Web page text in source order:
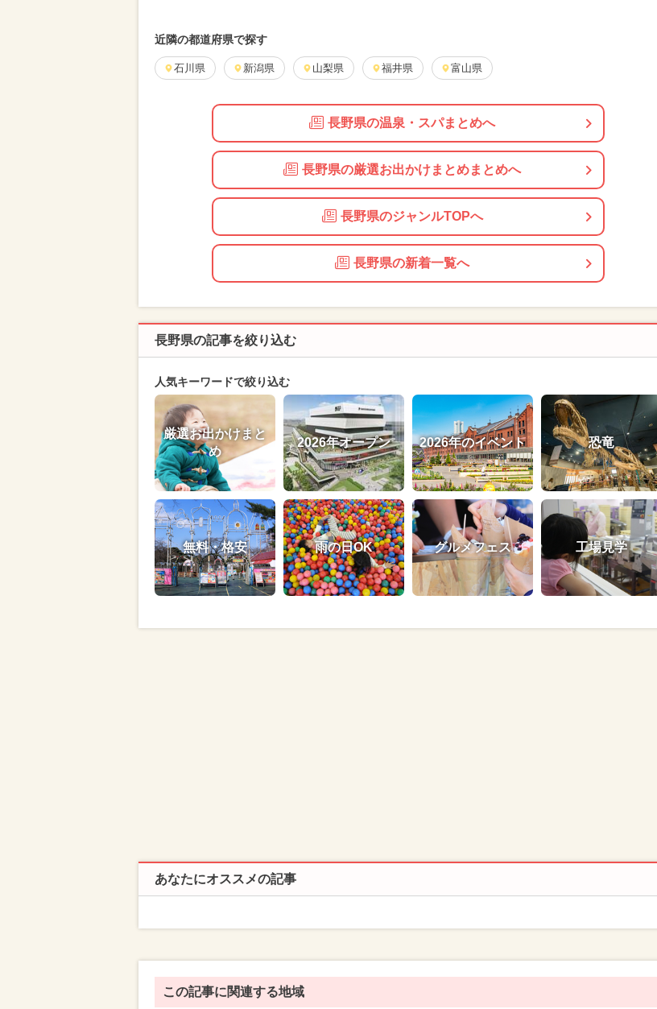
近隣の都道府県で探す
石川県 新潟県 山梨県 福井県 富山県
長野県の温泉・スパまとめへ
長野県の厳選お出かけまとめまとめへ
長野県のジャンルTOPへ
長野県の新着一覧へ
長野県の記事を絞り込む
人気キーワードで絞り込む
厳選お出かけまと
め
2026年オープン 2026年のイベント 恐竜
無料・格安 雨の日OK グルメフェス 工場見学
あなたにオススメの記事
この記事に関連する地域